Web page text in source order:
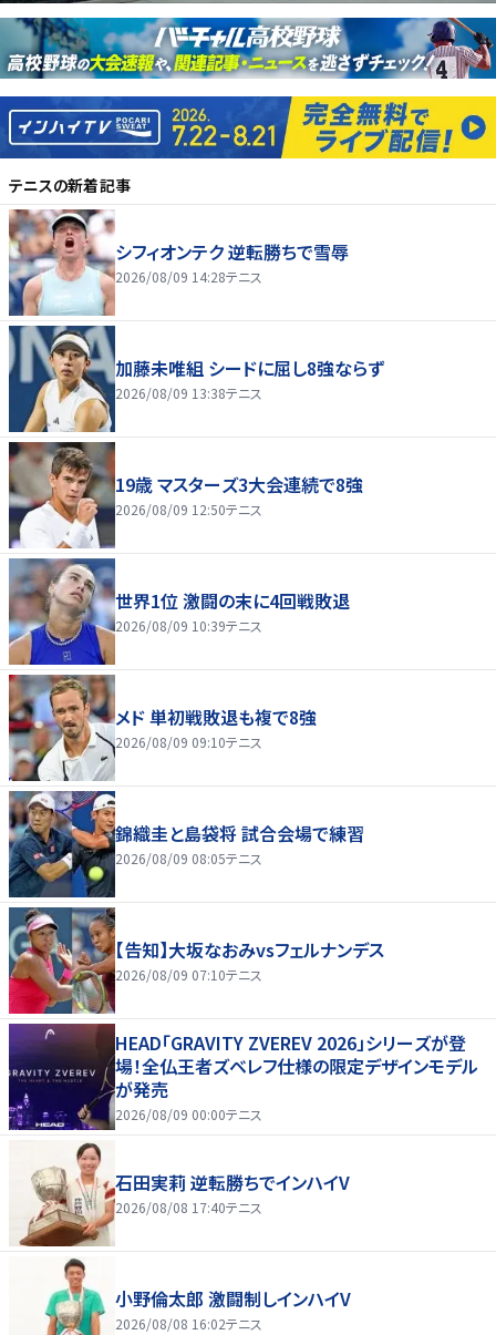
テニスの新着記事
シフィオンテク 逆転勝ちで雪辱
2026/08/09 14:28テニス
加藤未唯組 シードに屈し8強ならず
2026/08/09 13:38テニス
19歳 マスターズ3大会連続で8強
2026/08/09 12:50テニス
世界1位 激闘の末に4回戦敗退
2026/08/09 10:39テニス
メド 単初戦敗退も複で8強
2026/08/09 09:10テニス
錦織圭と島袋将 試合会場で練習
2026/08/09 08:05テニス
【告知】大坂なおみvsフェルナンデス
2026/08/09 07:10テニス
HEAD「GRAVITY ZVEREV 2026」シリーズが登
場！全仏王者ズベレフ仕様の限定デザインモデル
が発売
2026/08/09 00:00テニス
石田実莉 逆転勝ちでインハイV
2026/08/08 17:40テニス
小野倫太郎 激闘制しインハイV
2026/08/08 16:02テニス